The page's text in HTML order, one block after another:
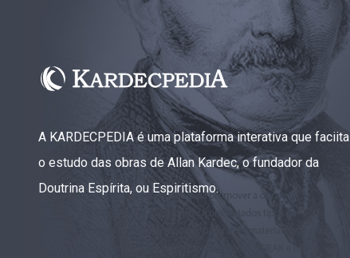
A KARDECPEDIA é uma plataforma interativa que faciita
o estudo das obras de Allan Kardec, o fundador da
Doutrina Espírita, ou Espiritismo.